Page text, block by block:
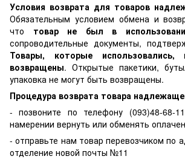
Условия возврата для товаров
Обязательным условием обмена и
что товар не был в
сопроводительные документы,
Товары, которые
возвращены. Открытые пакетики,
упаковка не могут быть возвращены.
Процедура возврата товара
- позвоните по телефону (093)48-68-
намерении вернуть или обменять
- отправьте нам товар перевозчиком по
отделение новой почты №11